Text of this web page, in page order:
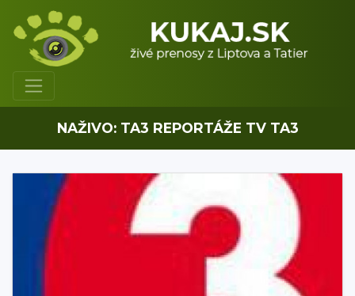
NAŽIVO: TA3 REPORTÁŽE TV TA3